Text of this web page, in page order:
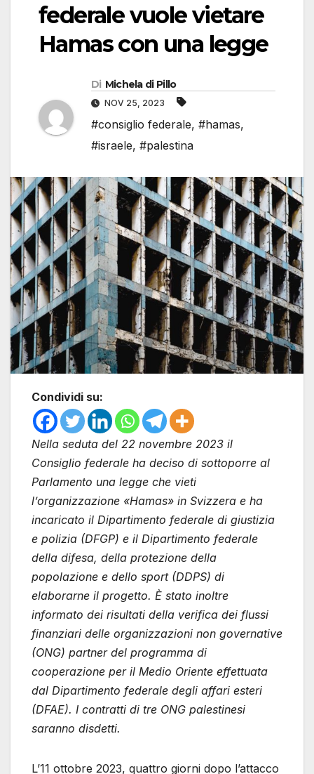
federale vuole vietare
Hamas con una legge
Di Michela di Pillo
NOV 25, 2023
#consiglio federale, #hamas,
#israele, #palestina
Condividi su:
Nella seduta del 22 novembre 2023 il
Consiglio federale ha deciso di sottoporre al
Parlamento una legge che vieti
l’organizzazione «Hamas» in Svizzera e ha
incaricato il Dipartimento federale di giustizia
e polizia (DFGP) e il Dipartimento federale
della difesa, della protezione della
popolazione e dello sport (DDPS) di
elaborarne il progetto. È stato inoltre
informato dei risultati della verifica dei flussi
finanziari delle organizzazioni non governative
(ONG) partner del programma di
cooperazione per il Medio Oriente effettuata
dal Dipartimento federale degli affari esteri
(DFAE). I contratti di tre ONG palestinesi
saranno disdetti.
L’11 ottobre 2023, quattro giorni dopo l’attacco